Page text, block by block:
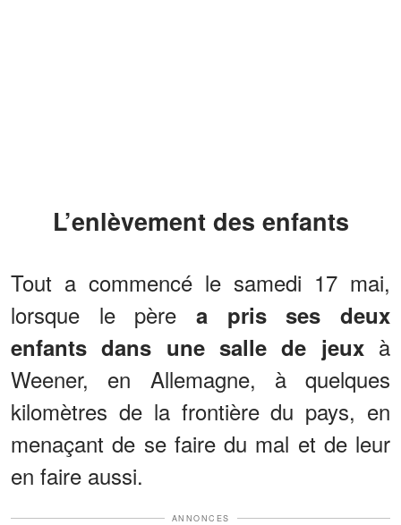
L’enlèvement des enfants
Tout a commencé le samedi 17 mai,
lorsque le père a pris ses deux
enfants dans une salle de jeuxà
Weener, en Allemagne, à quelques
kilomètres de la frontière du pays, en
menaçant de se faire du mal et de leur
en faire aussi.
ANNONCES